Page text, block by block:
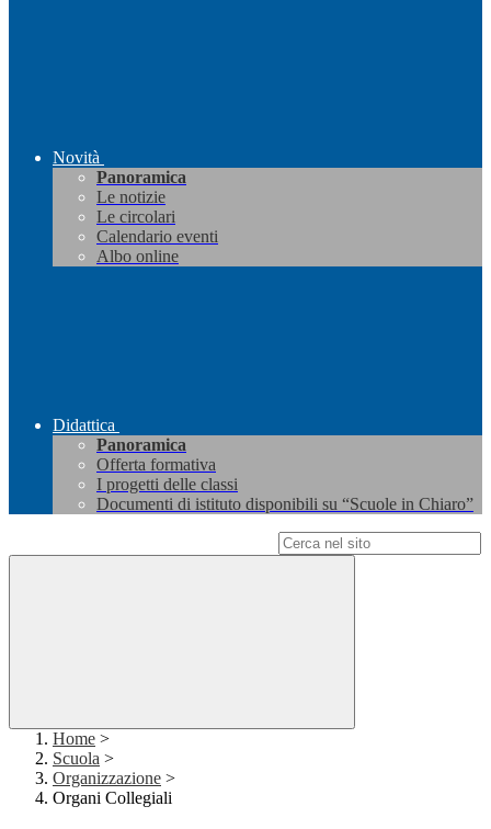
Novità
Panoramica
Le notizie
Le circolari
Calendario eventi
Albo online
Didattica
Panoramica
Offerta formativa
I progetti delle classi
Documenti di istituto disponibili su “Scuole in Chiaro”
Home >
Scuola >
Organizzazione >
Organi Collegiali